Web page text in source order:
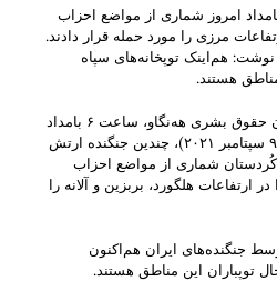
امروز شماری از مواضع احزاب
مرزی را مورد حمله قرار دادند.
هم‌اینک توپخانه‌های سپاه
هستند.
برپایه گزارش رسیده به سازمان حقوق بشری هه‌نگاو، ساعت ۶ بامداد
روز پنج‌شنبه ۱۸ شهریور ۱۴۰۰ (۹ سپتامبر ۲۰۲۱)، چندین جنگنده ارتش
کُردستان شماری از مواضع احزاب
هلگورد، بربزین و آلانه را
جنگنده‌های ایران هم‌اکنون
توپباران این مناطق هستند.